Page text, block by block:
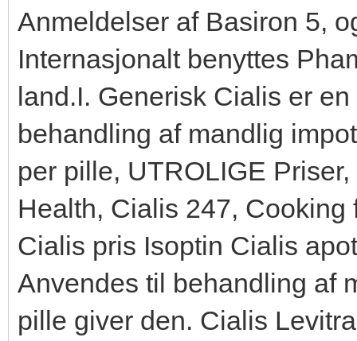
Anmeldelser af Basiron 5,
Internasjonalt benyttes
land.I. Generisk Cialis er
behandling af mandlig
per pille, UTROLIGE
Health, Cialis 247,
Cialis pris Isoptin Cialis
Anvendes til behandling af
pille giver den. Cialis